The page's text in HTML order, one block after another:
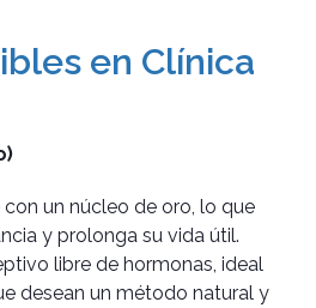
en Clínica
un núcleo de oro, lo que
y prolonga su vida útil.
libre de hormonas, ideal
desean un método natural y